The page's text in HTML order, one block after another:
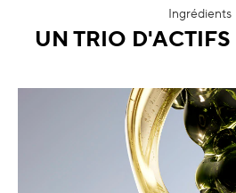
Ingrédients
UN TRIO